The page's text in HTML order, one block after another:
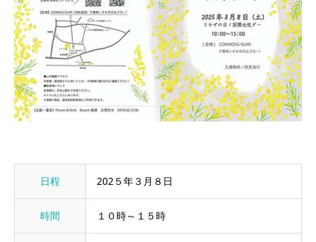
日程 202５年３月８日
時間 １０時～１５時